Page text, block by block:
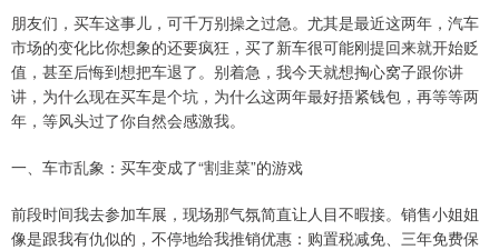
朋友们，买车这事儿，可千万别操之过急。尤其是最近这两年，汽车
市场的变化比你想象的还要疯狂，买了新车很可能刚提回来就开始贬
值，甚至后悔到想把车退了。别着急，我今天就想掏心窝子跟你讲
讲，为什么现在买车是个坑，为什么这两年最好捂紧钱包，再等等两
年，等风头过了你自然会感激我。
一、车市乱象：买车变成了“割韭菜”的游戏
前段时间我去参加车展，现场那气氛简直让人目不暇接。销售小姐姐
像是跟我有仇似的，不停地给我推销优惠：购置税减免、三年免费保